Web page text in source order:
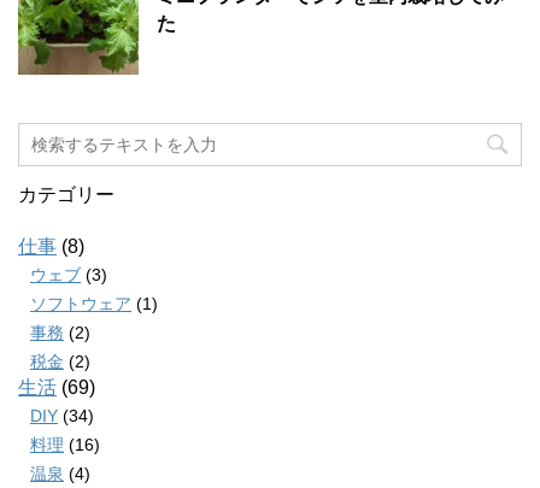
た
カテゴリー
仕事 (8)
ウェブ (3)
ソフトウェア (1)
事務 (2)
税金 (2)
生活 (69)
DIY (34)
料理 (16)
温泉 (4)